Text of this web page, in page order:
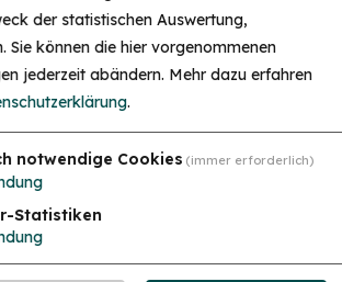
& Engel gesucht!
dich als Christkind oder Engel. Hast
Gesicht der Treuchtlinger
Gesicht zu zaubern und Freude und
auszustrahlen? Dann melde dich
uns!...mehr
der statistischen Auswertung,
Sie können die hier vorgenommenen
jederzeit abändern. Mehr dazu erfahren
.
notwendige Cookies (immer erforderlich)
Statistiken